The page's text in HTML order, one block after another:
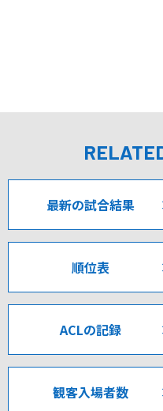
2分後の13分には川田選手
さらに15分にはこれまた
しかしその後も試合は終
作ろうとするも栃木の早
スカットを連発し攻撃の
途中、小出選手とヘニキ
試合中断。小出選手は一
シデントも発生。
がある限り前を向いてや
ご加入方法はこちらです
最新の試合結果
順位表
ACLの記録
観客入場者数